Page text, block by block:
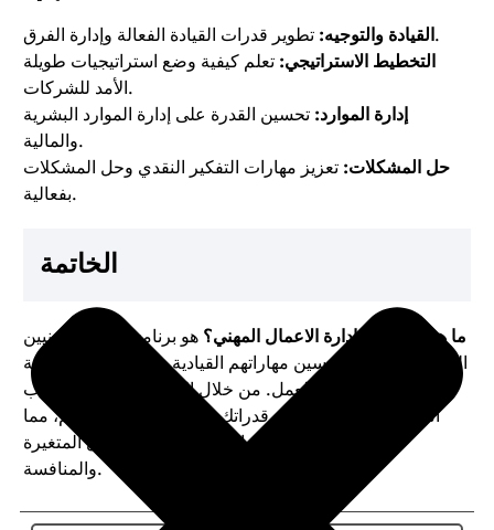
القيادة والتوجيه:تطوير قدرات القيادة الفعالة وإدارة الفرق.
التخطيط الاستراتيجي: تعلم كيفية وضع استراتيجيات طويلة
الأمد للشركات.
إدارة الموارد: تحسين القدرة على إدارة الموارد البشرية
والمالية.
حل المشكلات: تعزيز مهارات التفكير النقدي وحل المشكلات
بفعالية.
الخاتمة
ما هو ماجستير ادارة الاعمال المهني؟ هو برنامج مثالي للمهنيين
الذين يسعون إلى تحسين مهاراتهم القيادية والإدارية دون الحاجة
إلى التوقف عن العمل. من خلال البرنامج، يمكنك اكتساب
المعرفة العملية وتطوير قدراتك في التخطيط والتنظيم، مما
يساعدك على تحقيق النجاح في بيئة الأعمال المتغيرة
والمنافسة.